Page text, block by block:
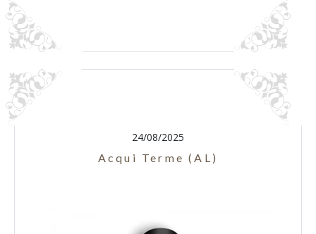
24/08/2025
Acqui Terme (AL)